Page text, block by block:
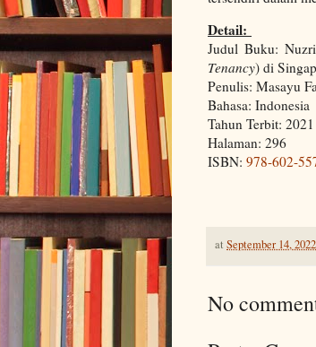
Detail:
Judul Buku:
Tenancy) di
Penulis: Masayu
Bahasa: Indonesia
Tahun Terbit: 2021
Halaman: 296
ISBN: 978-602-
at September 14, 2022
No